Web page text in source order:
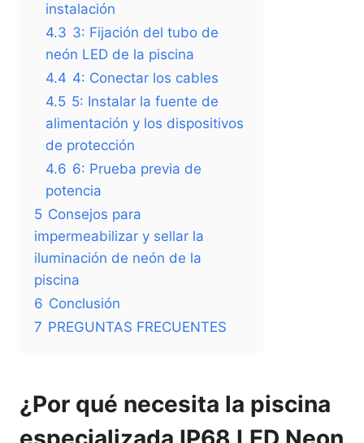
instalación
4.3 3: Fijación del tubo de
neón LED de la piscina
4.4 4: Conectar los cables
4.5 5: Instalar la fuente de
alimentación y los dispositivos
de protección
4.6 6: Prueba previa de
potencia
5 Consejos para
impermeabilizar y sellar la
iluminación de neón de la
piscina
6 Conclusión
7 PREGUNTAS FRECUENTES
¿Por qué necesita la piscina